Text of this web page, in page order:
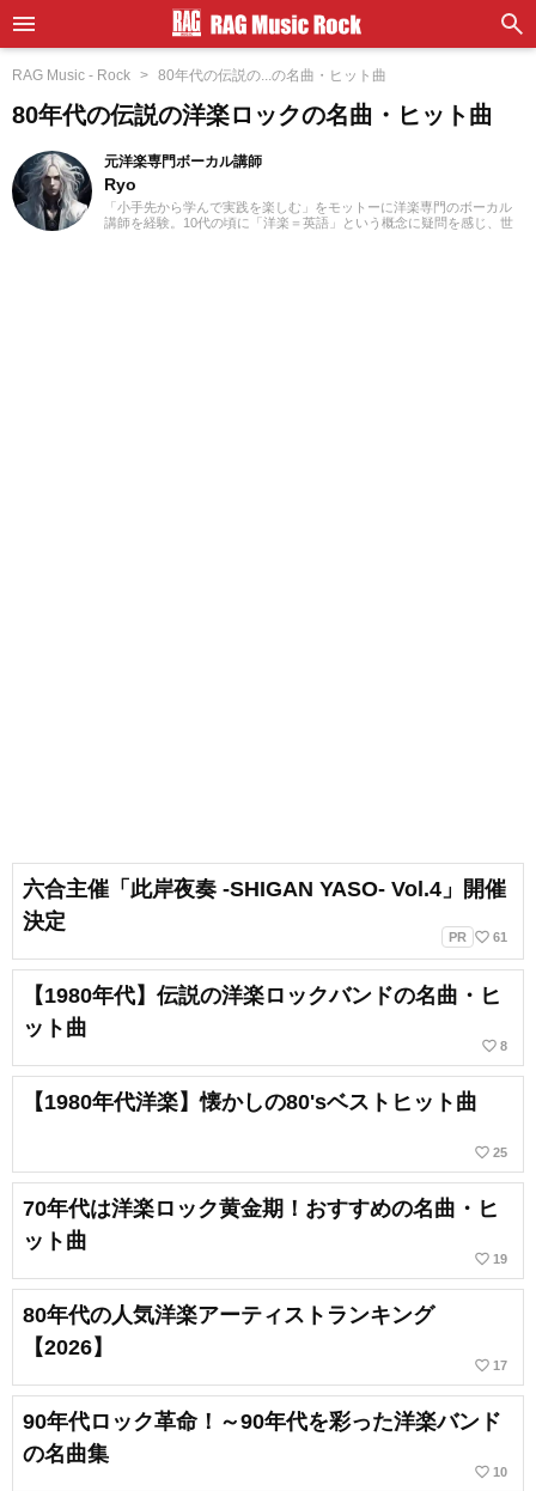
RAG Music - Rock 80年代の伝説の...の名曲・ヒット曲
80年代の伝説の洋楽ロックの名曲・ヒット曲
元洋楽専門ボーカル講師
Ryo
「小手先から学んで実践を楽しむ」をモットーに洋楽専門のボーカル
講師を経験。10代の頃に「洋楽＝英語」という概念に疑問を感じ、世
六合主催「此岸夜奏 -SHIGAN YASO- Vol.4」開催
決定
PR favorite_border 61
【1980年代】伝説の洋楽ロックバンドの名曲・ヒ
ット曲
favorite_border 8
【1980年代洋楽】懐かしの80'sベストヒット曲
favorite_border 25
70年代は洋楽ロック黄金期！おすすめの名曲・ヒ
ット曲
favorite_border 19
80年代の人気洋楽アーティストランキング
【2026】
favorite_border 17
90年代ロック革命！～90年代を彩った洋楽バンド
の名曲集
favorite_border 10